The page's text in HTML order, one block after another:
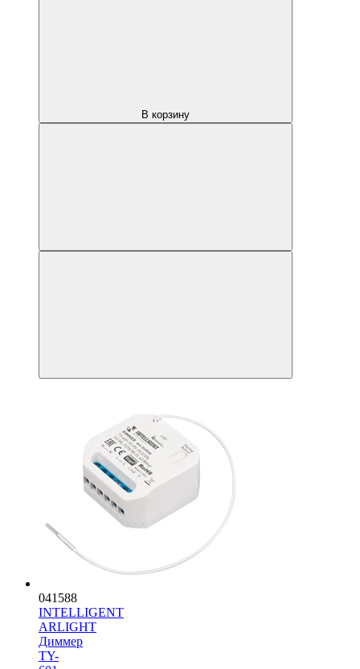
В корзину
041588
INTELLIGENT
ARLIGHT
Диммер
TY-